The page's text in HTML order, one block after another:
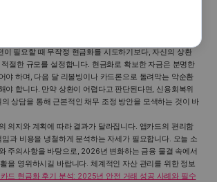
전체적인 부채 현황과 신용 상태를 한눈에 파악할 수 있게
이 필요할 때 무작정 현금화를 시도하기보다, 자신의 상환
절한 규모를 설정합니다. 현금화로 확보한 자금은 분명한
야 하며, 다음 달 리볼빙이나 카드론으로 돌려막는 악순환
야 합니다. 만약 상환이 어렵다고 판단된다면, 신용회복위
상담을 통해 근본적인 채무 조정 방안을 모색하는 것이 바
의지와 계획에 따라 결과가 달라집니다. 앱카드의 편리함
과 비용을 냉철하게 분석하는 자세가 필요합니다. 오늘 소
주의사항을 바탕으로, 2026년 변화하는 금융 물결 속에서
을 영위하시길 바랍니다. 체계적인 자산 관리를 위한 정보
드 현금화 후기 분석: 2025년 안전 거래 성공 사례와 필수